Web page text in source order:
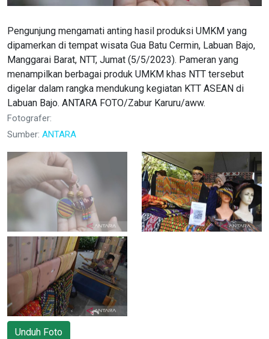
Pengunjung mengamati anting hasil produksi UMKM yang
dipamerkan di tempat wisata Gua Batu Cermin, Labuan Bajo,
Manggarai Barat, NTT, Jumat (5/5/2023). Pameran yang
menampilkan berbagai produk UMKM khas NTT tersebut
digelar dalam rangka mendukung kegiatan KTT ASEAN di
Labuan Bajo. ANTARA FOTO/Zabur Karuru/aww.
Fotografer:
Sumber: ANTARA
Unduh Foto